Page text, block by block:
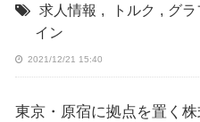
求人情報 , トルク , グラ
イン
2021/12/21 15:40
東京・原宿に拠点を置く